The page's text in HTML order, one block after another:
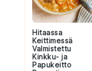
Hitaassa
Keittimessä
Valmistettu
Kinkku- ja
Papukeitto